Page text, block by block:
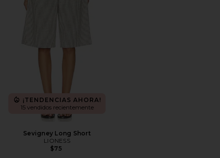
¡TENDENCIAS AHORA!
15 vendidos recientemente
Sevigney Long Short
LIONESS
$75